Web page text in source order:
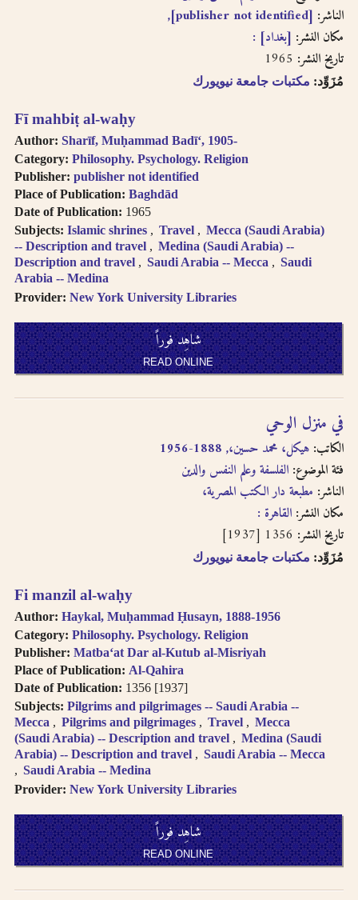
Fī mahbiṭ al-waḥy
Author: Sharīf, Muḥammad Badīʻ, 1905-
Category: Philosophy. Psychology. Religion
Publisher: publisher not identified
Place of Publication: Baghdād
Date of Publication: 1965
Subjects: Islamic shrines Travel
Mecca (Saudi Arabia)
-- Description and travel
Medina (Saudi Arabia) --
Description and travel
Saudi Arabia -- Mecca
Saudi
Arabia -- Medina
Provider: New York University Libraries
شاهِد فوراً
READ ONLINE
الناشر: [publisher not identified],
مكان النشر: [بغداد] :
تاريخ النشر:
مُزَوِّد: مكتبات جامعة نيويورك
Fi manzil al-waḥy
Author: Haykal, Muḥammad Ḥusayn, 1888-1956
Category: Philosophy. Psychology. Religion
Publisher: Matbaʻat Dar al-Kutub al-Misriyah
Place of Publication: Al-Qahira
Date of Publication: 1356 [1937]
Subjects: Pilgrims and pilgrimages -- Saudi Arabia --
Mecca
Pilgrims and pilgrimages Travel
Mecca
(Saudi Arabia) -- Description and travel
Medina (Saudi
Arabia) -- Description and travel
Saudi Arabia -- Mecca
Saudi Arabia -- Medina
Provider: New York University Libraries
شاهِد فوراً
READ ONLINE
في منزل الوحي
الكاتب: هيكل، محمد حسين،, 1888-1956
فئة الموضوع: الفلسفة وعلم النفس والدين
الناشر: مطبعة دار الكتب المصرية،
مكان النشر: القاهرة :
تاريخ النشر:
مُزَوِّد: مكتبات جامعة نيويورك